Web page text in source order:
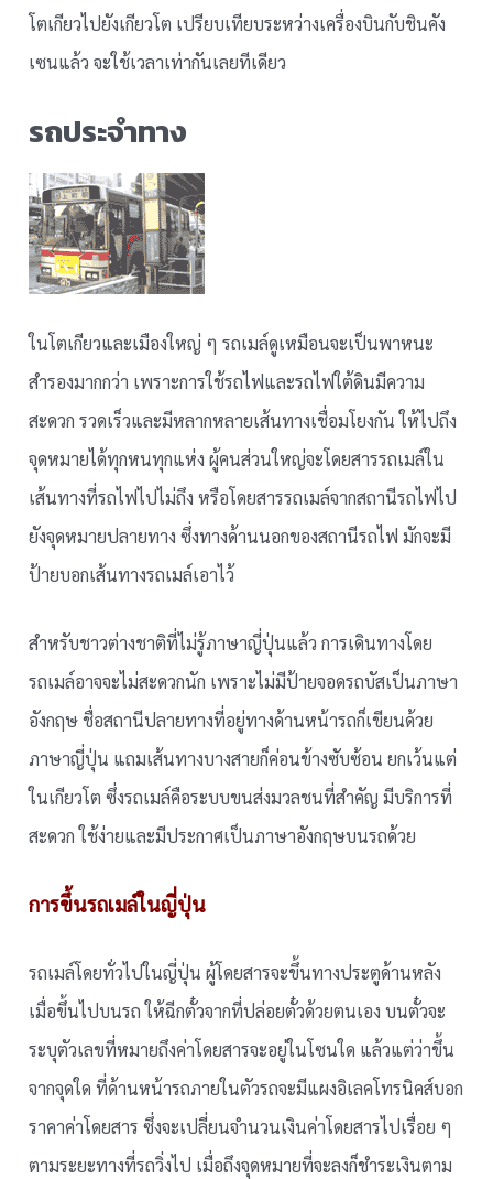
โตเกียวไปยังเกียวโต เปรียบเทียบระหว่างเครื่องบินกับชินคัง
เซนแล้ว จะใช้เวลาเท่ากันเลยทีเดียว
รถประจำทาง
ในโตเกียวและเมืองใหญ่ ๆ รถเมล์ดูเหมือนจะเป็นพาหนะ
สำรองมากกว่า เพราะการใช้รถไฟและรถไฟใต้ดินมีความ
สะดวก รวดเร็วและมีหลากหลายเส้นทางเชื่อมโยงกัน ให้ไปถึง
จุดหมายได้ทุกหนทุกแห่ง ผู้คนส่วนใหญ่จะโดยสารรถเมล์ใน
เส้นทางที่รถไฟไปไม่ถึง หรือโดยสารรถเมล์จากสถานีรถไฟไป
ยังจุดหมายปลายทาง ซึ่งทางด้านนอกของสถานีรถไฟ มักจะมี
ป้ายบอกเส้นทางรถเมล์เอาไว้
สำหรับชาวต่างชาติที่ไม่รู้ภาษาญี่ปุ่นแล้ว การเดินทางโดย
รถเมล์อาจจะไม่สะดวกนัก เพราะไม่มีป้ายจอดรถบัสเป็นภาษา
อังกฤษ ชื่อสถานีปลายทางที่อยู่ทางด้านหน้ารถก็เขียนด้วย
ภาษาญี่ปุ่น แถมเส้นทางบางสายก็ค่อนข้างซับซ้อน ยกเว้นแต่
ในเกียวโต ซึ่งรถเมล์คือระบบขนส่งมวลชนที่สำคัญ มีบริการที่
สะดวก ใช้ง่ายและมีประกาศเป็นภาษาอังกฤษบนรถด้วย
การขึ้นรถเมล์ในญี่ปุ่น
รถเมล์โดยทั่วไปในญี่ปุ่น ผู้โดยสารจะขึ้นทางประตูด้านหลัง
เมื่อขึ้นไปบนรถ ให้ฉีกตั๋วจากที่ปล่อยตั๋วด้วยตนเอง บนตั๋วจะ
ระบุตัวเลขที่หมายถึงค่าโดยสารจะอยู่ในโซนใด แล้วแต่ว่าขึ้น
จากจุดใด ที่ด้านหน้ารถภายในตัวรถจะมีแผงอิเลคโทรนิคส์บอก
ราคาค่าโดยสาร ซึ่งจะเปลี่ยนจำนวนเงินค่าโดยสารไปเรื่อย ๆ
ตามระยะทางที่รถวิ่งไป เมื่อถึงจุดหมายที่จะลงก็ชำระเงินตาม